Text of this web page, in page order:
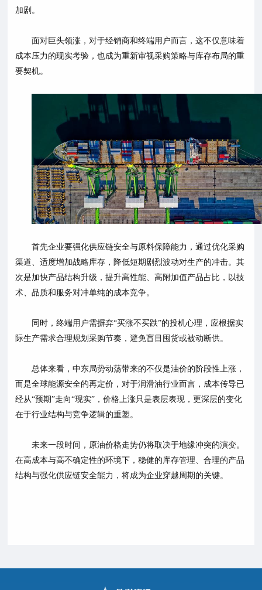
加剧。
面对巨头领涨，对于经销商和终端用户而言，这不仅意味着
成本压力的现实考验，也成为重新审视采购策略与库存布局的重
要契机。
首先企业要强化供应链安全与原料保障能力，通过优化采购
渠道、适度增加战略库存，降低短期剧烈波动对生产的冲击。其
次是加快产品结构升级，提升高性能、高附加值产品占比，以技
术、品质和服务对冲单纯的成本竞争。
同时，终端用户需摒弃“买涨不买跌”的投机心理，应根据实
际生产需求合理规划采购节奏，避免盲目囤货或被动断供。
总体来看，中东局势动荡带来的不仅是油价的阶段性上涨，
而是全球能源安全的再定价，对于润滑油行业而言，成本传导已
经从“预期”走向“现实”，价格上涨只是表层表现，更深层的变化
在于行业结构与竞争逻辑的重塑。
未来一段时间，原油价格走势仍将取决于地缘冲突的演变。
在高成本与高不确定性的环境下，稳健的库存管理、合理的产品
结构与强化供应链安全能力，将成为企业穿越周期的关键。